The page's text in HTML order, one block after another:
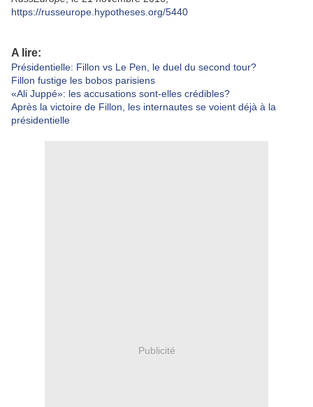
https://russeurope.hypotheses.org/5440
A lire:
Présidentielle: Fillon vs Le Pen, le duel du second tour?
Fillon fustige les bobos parisiens
«Ali Juppé»: les accusations sont-elles crédibles?
Après la victoire de Fillon, les internautes se voient déjà à la
présidentielle
Publicité